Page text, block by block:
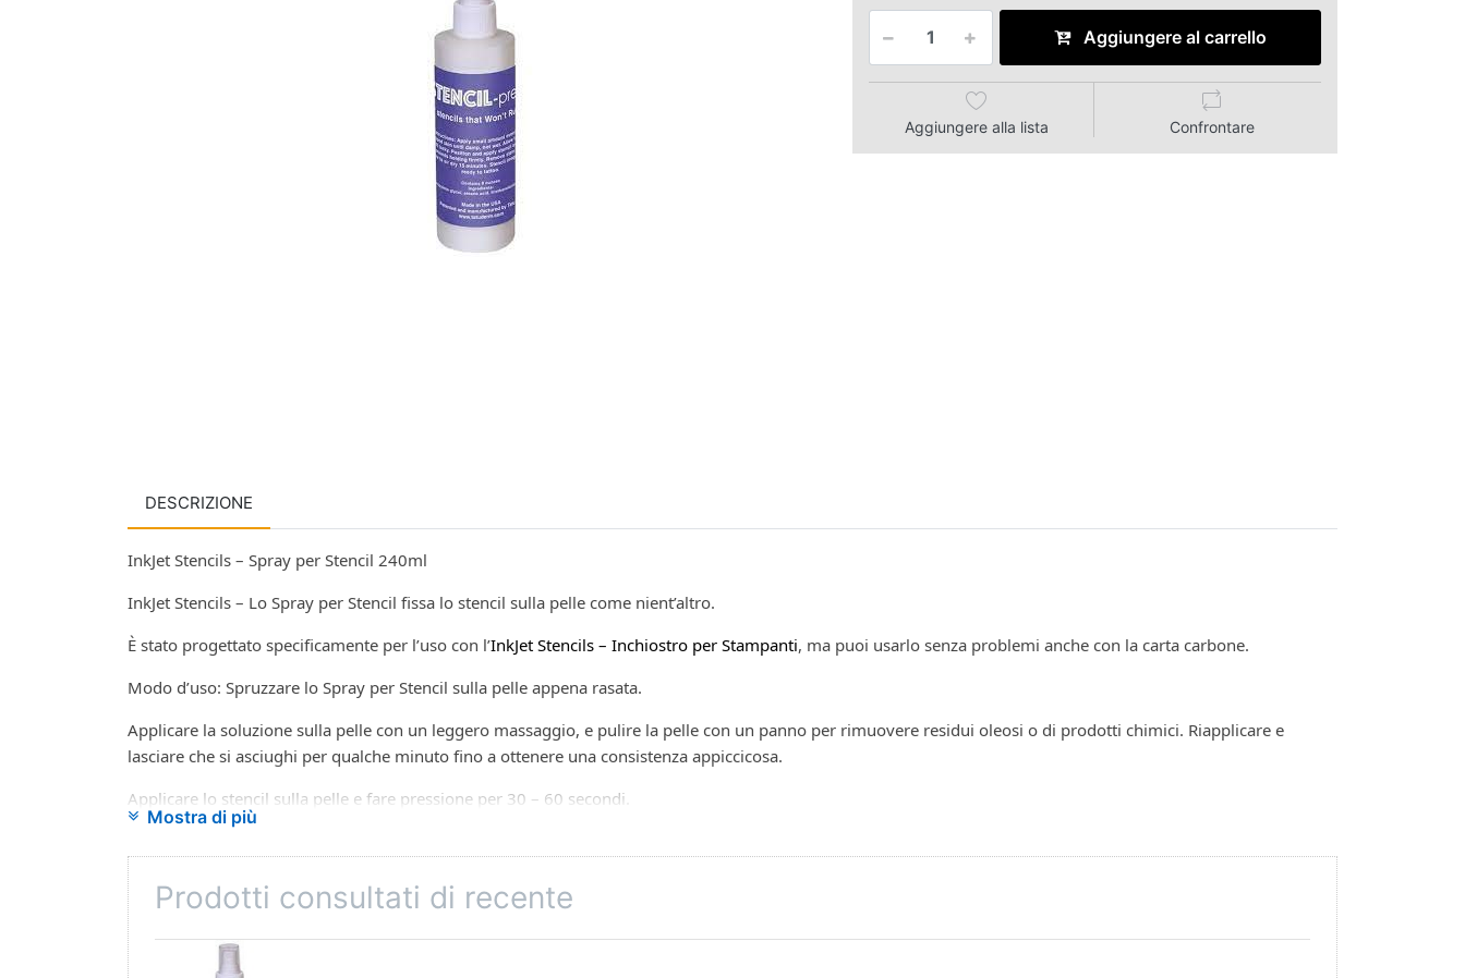
Aggiungere al carrello
Aggiungere alla lista Confrontare
DESCRIZIONE
InkJet Stencils – Spray per Stencil 240ml
InkJet Stencils – Lo Spray per Stencil fissa lo stencil sulla pelle come nient’altro.
È stato progettato specificamente per l’uso con l’InkJet Stencils – Inchiostro per Stampanti, ma puoi usarlo senza problemi anche con la carta carbone.
Modo d’uso: Spruzzare lo Spray per Stencil sulla pelle appena rasata.
Applicare la soluzione sulla pelle con un leggero massaggio, e pulire la pelle con un panno per rimuovere residui oleosi o di prodotti chimici. Riapplicare e
lasciare che si asciughi per qualche minuto fino a ottenere una consistenza appiccicosa.
Applicare lo stencil sulla pelle e fare pressione per 30 – 60 secondi.
tempo.
Il sistema di Stencil Inkjet funziona con una normale stampante Epson Eco Tank (modelli compatibili consigliati: ET-2750, ET-2700, ET-2650, ET-2600) che viene
utilizzata esclusivamente con questa finalità.
Mostra di più
Prodotti consultati di recente